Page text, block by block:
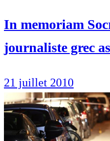
In memoriam
journaliste grec
21 juillet 2010